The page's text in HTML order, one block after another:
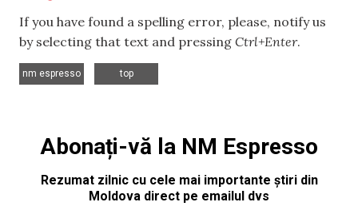
If you have found a spelling error, please, notify us
by selecting that text and pressing Ctrl+Enter.
nm espresso
top
Abonați-vă la NM Espresso
Rezumat zilnic cu cele mai importante știri din
Moldova direct pe emailul dvs